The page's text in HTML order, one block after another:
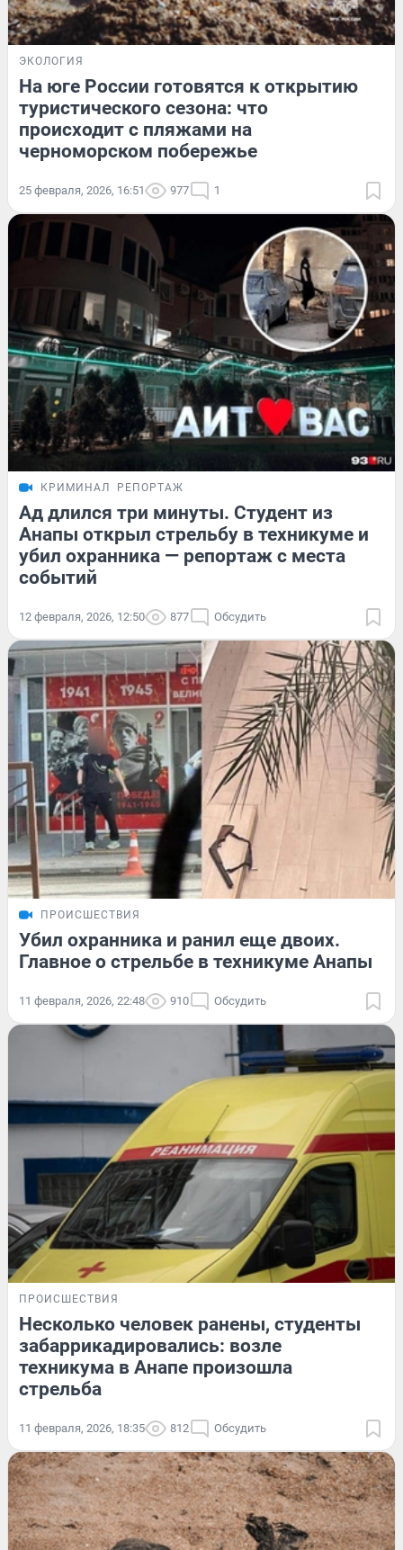
ЭКОЛОГИЯ
На юге России готовятся к открытию
туристического сезона: что
происходит с пляжами на
черноморском побережье
25 февраля, 2026, 16:51 977 1
КРИМИНАЛ РЕПОРТАЖ
Ад длился три минуты. Студент из
Анапы открыл стрельбу в техникуме и
убил охранника — репортаж с места
событий
12 февраля, 2026, 12:50 877 Обсудить
ПРОИСШЕСТВИЯ
Убил охранника и ранил еще двоих.
Главное о стрельбе в техникуме Анапы
11 февраля, 2026, 22:48 910 Обсудить
ПРОИСШЕСТВИЯ
Несколько человек ранены, студенты
забаррикадировались: возле
техникума в Анапе произошла
стрельба
11 февраля, 2026, 18:35 812 Обсудить